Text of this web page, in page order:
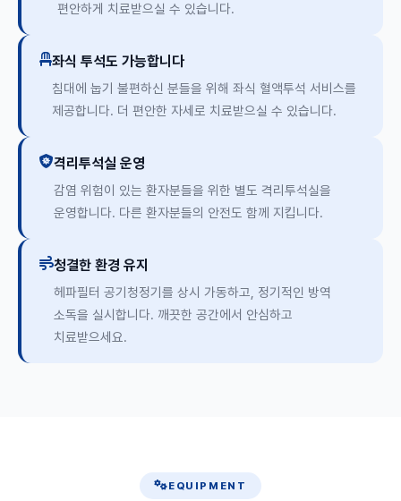
편안하게 치료받으실 수 있습니다.
좌식 투석도 가능합니다
침대에 눕기 불편하신 분들을 위해 좌식 혈액투석 서비스를
제공합니다. 더 편안한 자세로 치료받으실 수 있습니다.
격리투석실 운영
감염 위험이 있는 환자분들을 위한 별도 격리투석실을
운영합니다. 다른 환자분들의 안전도 함께 지킵니다.
청결한 환경 유지
헤파필터 공기청정기를 상시 가동하고, 정기적인 방역
소독을 실시합니다. 깨끗한 공간에서 안심하고
치료받으세요.
EQUIPMENT